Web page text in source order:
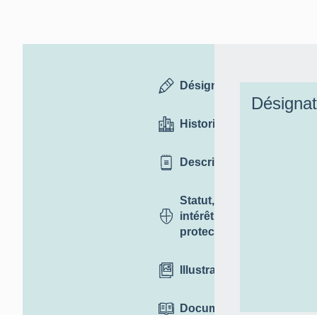
Désignation
Historique
Description
Statut,
intérêt et
protection
Illustrations
Documentation